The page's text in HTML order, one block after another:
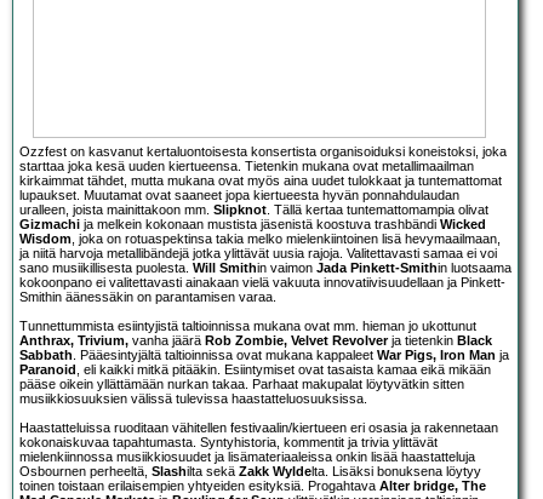
Ozzfest on kasvanut kertaluontoisesta konsertista organisoiduksi koneistoksi, joka
starttaa joka kesä uuden kiertueensa. Tietenkin mukana ovat metallimaailman
kirkaimmat tähdet, mutta mukana ovat myös aina uudet tulokkaat ja tuntemattomat
lupaukset. Muutamat ovat saaneet jopa kiertueesta hyvän ponnahdulaudan
uralleen, joista mainittakoon mm. Slipknot. Tällä kertaa tuntemattomampia olivat
Gizmachi ja melkein kokonaan mustista jäsenistä koostuva trashbändi Wicked
Wisdom, joka on rotuaspektinsa takia melko mielenkiintoinen lisä hevymaailmaan,
ja niitä harvoja metallibändejä jotka ylittävät uusia rajoja. Valitettavasti samaa ei voi
sano musiikillisesta puolesta. Will Smithin vaimon Jada Pinkett-Smithin luotsaama
kokoonpano ei valitettavasti ainakaan vielä vakuuta innovatiivisuudellaan ja Pinkett-
Smithin äänessäkin on parantamisen varaa.
Tunnettummista esiintyjistä taltioinnissa mukana ovat mm. hieman jo ukottunut
Anthrax, Trivium, vanha jäärä Rob Zombie, Velvet Revolverja tietenkin Black
Sabbath. Pääesintyjältä taltioinnissa ovat mukana kappaleet War Pigs, Iron Man ja
Paranoid , eli kaikki mitkä pitääkin. Esiintymiset ovat tasaista kamaa eikä mikään
pääse oikein yllättämään nurkan takaa. Parhaat makupalat löytyvätkin sitten
musiikkiosuuksien välissä tulevissa haastatteluosuuksissa.
Haastatteluissa ruoditaan vähitellen festivaalin/kiertueen eri osasia ja rakennetaan
kokonaiskuvaa tapahtumasta. Syntyhistoria, kommentit ja trivia ylittävät
mielenkiinnossa musiikkiosuudet ja lisämateriaaleissa onkin lisää haastatteluja
Osbournen perheeltä, Slashilta sekä Zakk Wyldelta. Lisäksi bonuksena löytyy
toinen toistaan erilaisempien yhtyeiden esityksiä. Progahtava Alter bridge, The